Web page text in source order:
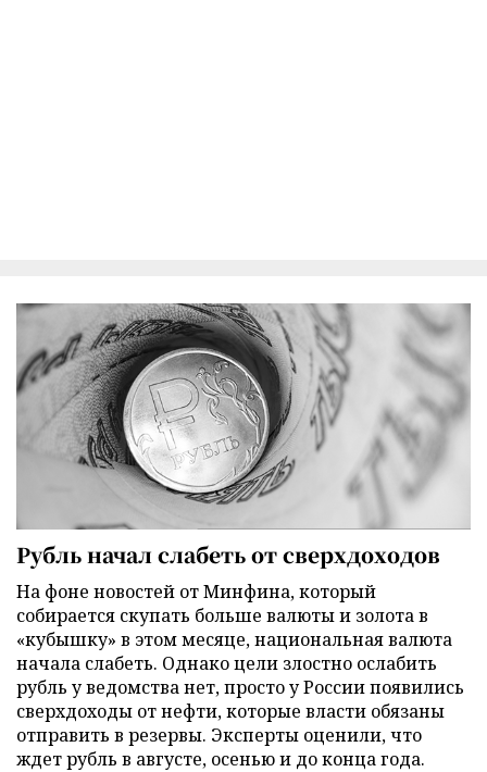
Рубль начал слабеть от сверхдоходов
На фоне новостей от Минфина, который
собирается скупать больше валюты и золота в
«кубышку» в этом месяце, национальная валюта
начала слабеть. Однако цели злостно ослабить
рубль у ведомства нет, просто у России появились
сверхдоходы от нефти, которые власти обязаны
отправить в резервы. Эксперты оценили, что
ждет рубль в августе, осенью и до конца года.